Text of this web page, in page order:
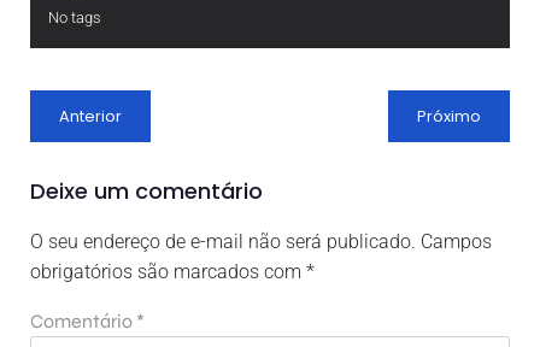
No tags
Anterior Próximo
Deixe um comentário
O seu endereço de e-mail não será publicado. Campos
obrigatórios são marcados com *
Comentário *